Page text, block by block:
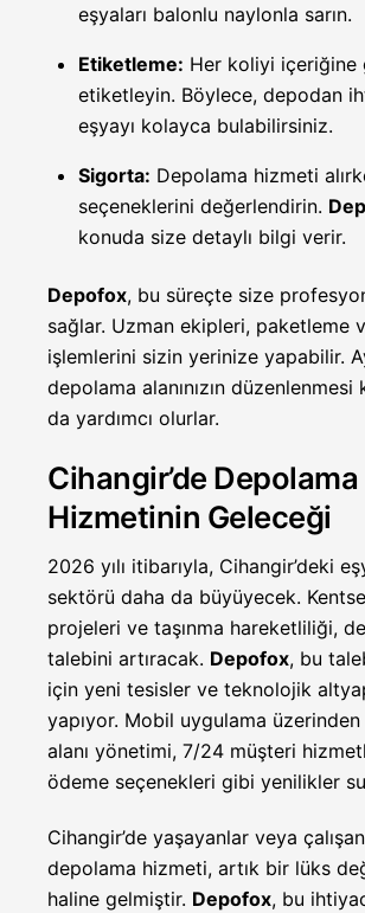
eşyaları balonlu naylonla sarın.
Etiketleme: Her koliyi içeriğine
etiketleyin. Böylece, depodan
eşyayı kolayca bulabilirsiniz.
Sigorta: Depolama hizmeti
seçeneklerini değerlendirin.
konuda size detaylı bilgi verir.
Depofox, bu süreçte size
sağlar. Uzman ekipleri, paketleme
işlemlerini sizin yerinize yapabilir.
depolama alanınızın düzenlenmesi
da yardımcı olurlar.
Cihangir’de Depolama
Hizmetinin Geleceği
2026 yılı itibarıyla, Cihangir’deki
sektörü daha da büyüyecek.
projeleri ve taşınma hareketliliği,
talebini artıracak. Depofox, bu
için yeni tesisler ve teknolojik
yapıyor. Mobil uygulama
alanı yönetimi, 7/24 müşteri
ödeme seçenekleri gibi yenilikler
Cihangir’de yaşayanlar veya
depolama hizmeti, artık bir lüks
haline gelmiştir. Depofox, bu